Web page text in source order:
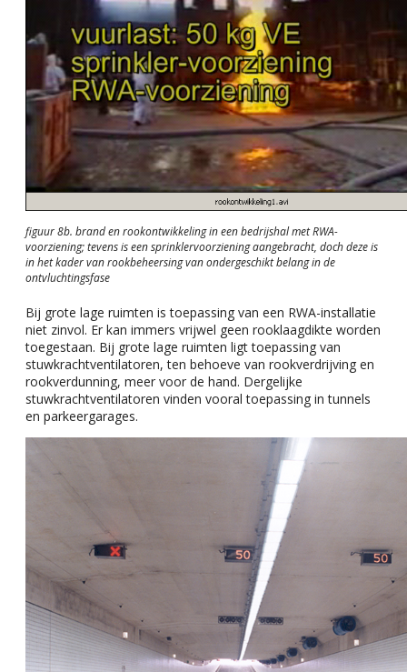
figuur 8b. brand en rookontwikkeling in een bedrijshal met RWA-
voorziening; tevens is een sprinklervoorziening aangebracht, doch deze is
in het kader van rookbeheersing van ondergeschikt belang in de
ontvluchtingsfase
Bij grote lage ruimten is toepassing van een RWA-installatie
niet zinvol. Er kan immers vrijwel geen rooklaagdikte worden
toegestaan. Bij grote lage ruimten ligt toepassing van
stuwkrachtventilatoren, ten behoeve van rookverdrijving en
rookverdunning, meer voor de hand. Dergelijke
stuwkrachtventilatoren vinden vooral toepassing in tunnels
en parkeergarages.